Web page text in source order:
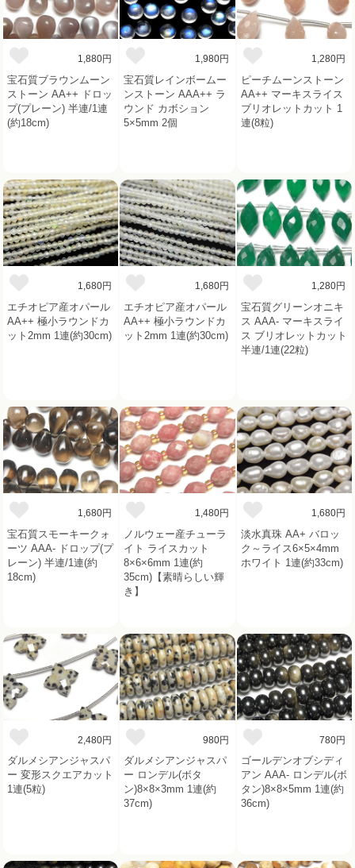
1,880円
宝石質ブラウンムーン
ストーン AA++ ドロッ
プ(プレーン) 半連/1連
(約18cm)
1,980円
宝石質レインボームー
ンストーン AAA++ ラ
ウンド カボション
5×5mm 2個
1,280円
ピーチムーンストーン
AA++ マーキスライス
ブリオレットカット 1
連(8粒)
1,680円
エチオピア産オパール
AA++ 極小ラウンドカ
ット2mm 1連(約30cm)
1,680円
エチオピア産オパール
AA++ 極小ラウンドカ
ット2mm 1連(約30cm)
1,280円
宝石質グリーンオニキ
ス AAA- マーキスライ
ス ブリオレットカット
半連/1連(22粒)
1,680円
宝石質スモーキークォ
ーツ AAA- ドロップ(プ
レーン) 半連/1連(約
18cm)
1,480円
ノルウェー産チューラ
イト ライスカット
8×6×6mm 1連(約
35cm)【素晴らしい輝
き】
1,680円
淡水真珠 AA+ バロッ
ク～ライス6×5×4mm
ホワイト 1連(約33cm)
2,480円
ダルメシアンジャスパ
ー 変形スクエアカット
1連(5粒)
980円
ダルメシアンジャスパ
ー ロンデル(ボタ
ン)8×8×3mm 1連(約
37cm)
780円
ゴールデンオブシディ
アン AAA- ロンデル(ボ
タン)8×8×5mm 1連(約
36cm)